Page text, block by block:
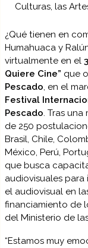
Culturas, las
¿Qué tienen en
Humahuaca y
virtualmente en el
Quiere Cine” que
Pescado, en el
Festival
Pescado. Tras
de 250
Brasil, Chile,
México, Perú,
que busca
audiovisuales
el audiovisual en
financiamiento de
del Ministerio de
“Estamos muy